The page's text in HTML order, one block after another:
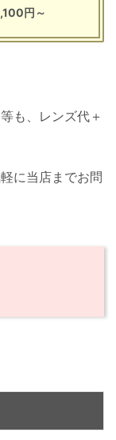
円～
も、レンズ代＋
に当店までお問